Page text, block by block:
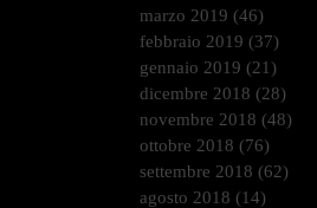
marzo 2019 (46)
febbraio 2019 (37)
gennaio 2019 (21)
dicembre 2018 (28)
novembre 2018 (48)
ottobre 2018 (76)
settembre 2018 (62)
agosto 2018 (14)